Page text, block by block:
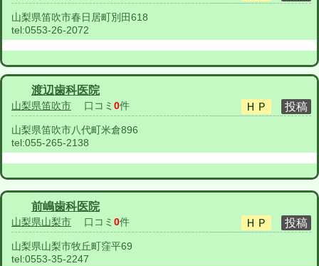
山梨県笛吹市春日居町別田618
tel:0553-26-2072
渡辺歯科医院
山梨県笛吹市 口コミ 0件
山梨県笛吹市八代町米倉896
tel:055-265-2138
前嶋歯科医院
山梨県山梨市 口コミ 0件
山梨県山梨市牧丘町窪平69
tel:0553-35-2247